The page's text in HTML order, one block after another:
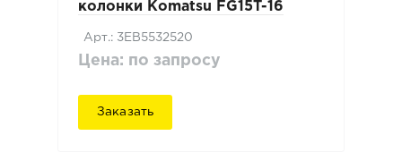
колонки Komatsu FG15T-16
Арт.: 3EB5532520
Цена: по запросу
Заказать